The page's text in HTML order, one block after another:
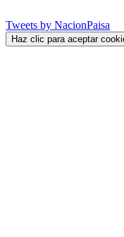
Tweets by NacionPaisa
Haz clic para aceptar